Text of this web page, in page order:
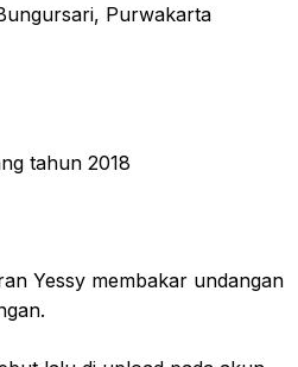
Purwakarta
tahun 2018
Yessy membakar undangan